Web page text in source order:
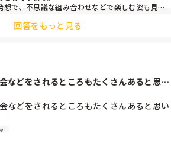
想で、不思議な組み合わせなどで楽しむ姿も見
なければ、こちらで混ざった玩具を戻したりと
回答をもっと見る
などをされるところもたくさんあると思い
などをされるところもたくさんあると思い
、どんなことをするのですか？
ただきたいです。